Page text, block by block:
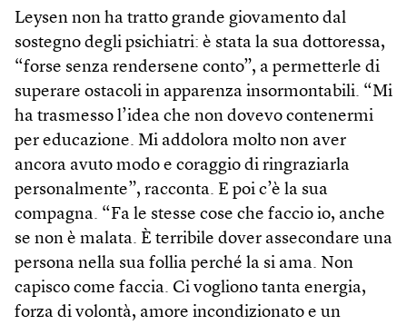
Leysen non ha tratto grande giovamento dal
sostegno degli psichiatri: è stata la sua dottoressa,
“forse senza rendersene conto”, a permetterle di
superare ostacoli in apparenza insormontabili. “Mi
ha trasmesso l’idea che non dovevo contenermi
per educazione. Mi addolora molto non aver
ancora avuto modo e coraggio di ringraziarla
personalmente”, racconta. E poi c’è la sua
compagna. “Fa le stesse cose che faccio io, anche
se non è malata. È terribile dover assecondare una
persona nella sua follia perché la si ama. Non
capisco come faccia. Ci vogliono tanta energia,
forza di volontà, amore incondizionato e un